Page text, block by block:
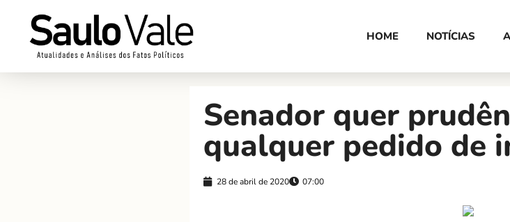
HOME NOTÍCIAS
Senador quer
qualquer pedido de
28 de abril de 2020 07:00